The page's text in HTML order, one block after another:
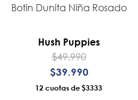
Botin Dunita Niña Rosado
Hush Puppies
$49.990
$39.990
12 $3333